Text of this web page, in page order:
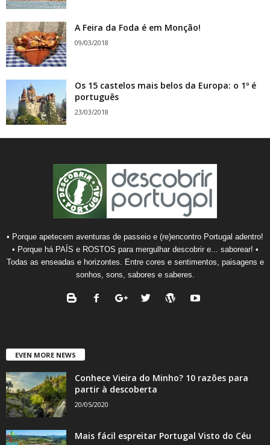
A Feira da Foda é em Monção!
09/03/2018
Os 15 castelos mais belos da Europa: o 1º é
português
23/03/2018
• Porque apetecem aventuras de passeio e (re)encontro Portugal adentro!
• Porque há PAÍS e ROSTOS para mergulhar descobrir e... saborear! •
Todas as enseadas e horizontes. Entre cores e sentimentos, paisagens e
sonhos, sons, sabores e saberes.
EVEN MORE NEWS
Conhece Vieira do Minho? 10 razões para
partir à descoberta
20/05/2020
Mais fácil espreitar Portugal Visto do Céu